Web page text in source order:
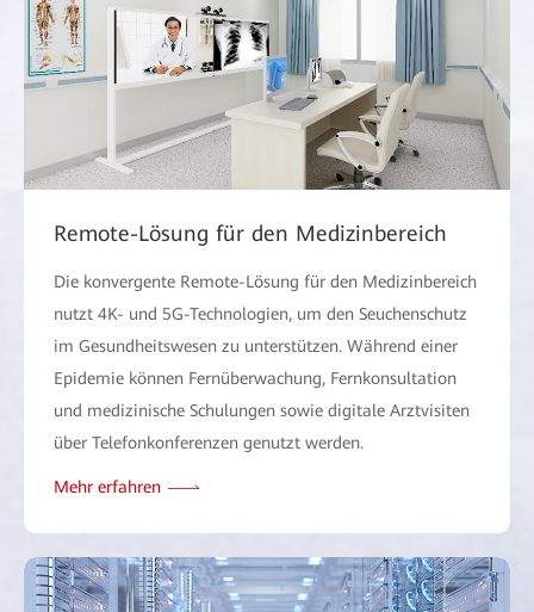
Remote-Lösung für den Medizinbereich
Die konvergente Remote-Lösung für den Medizinbereich
nutzt 4K- und 5G-Technologien, um den Seuchenschutz
im Gesundheitswesen zu unterstützen. Während einer
Epidemie können Fernüberwachung, Fernkonsultation
und medizinische Schulungen sowie digitale Arztvisiten
über Telefonkonferenzen genutzt werden.
Mehr erfahren